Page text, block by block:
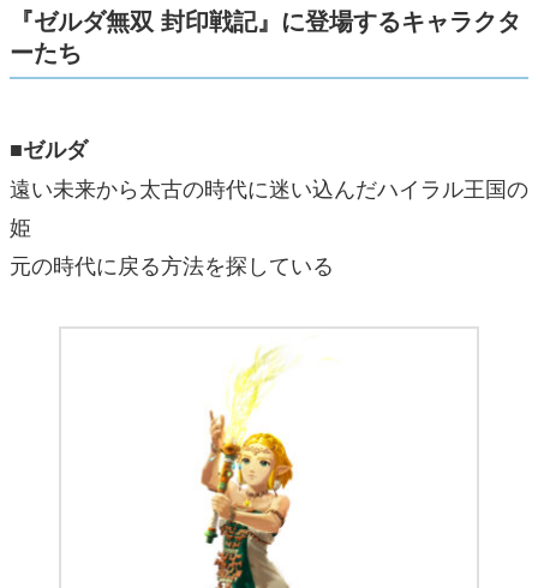
『ゼルダ無双 封印戦記』に登場するキャラクタ
ーたち
■ゼルダ
遠い未来から太古の時代に迷い込んだハイラル王国の
姫
元の時代に戻る方法を探している